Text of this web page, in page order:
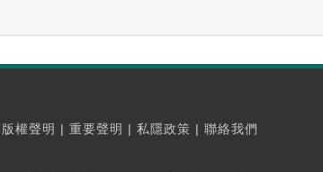
版權聲明 | 重要聲明 | 私隱政策 | 聯絡我們